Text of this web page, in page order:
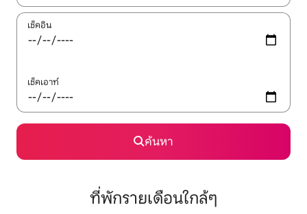
เช็คอิน
เช็คเอาท์
ค้นหา
ที่พักรายเดือนใกล้ๆ